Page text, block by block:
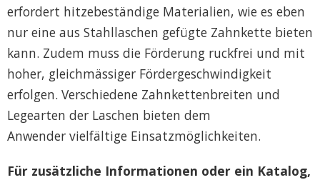
erfordert hitzebeständige Materialien, wie es eben
nur eine aus Stahllaschen gefügte Zahnkette bieten
kann. Zudem muss die Förderung ruckfrei und mit
hoher, gleichmässiger Fördergeschwindigkeit
erfolgen. Verschiedene Zahnkettenbreiten und
Legearten der Laschen bieten dem
Anwender vielfältige Einsatzmöglichkeiten.
Für zusätzliche Informationen oder ein Katalog,
Zahnketten und Zahnkettenräder